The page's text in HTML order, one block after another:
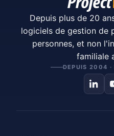
Depuis plus de 20
logiciels de gestion de
personnes, et non
familiale
DEPUIS 2004 ·